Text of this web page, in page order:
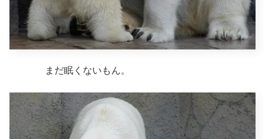
まだ眠くないもん。